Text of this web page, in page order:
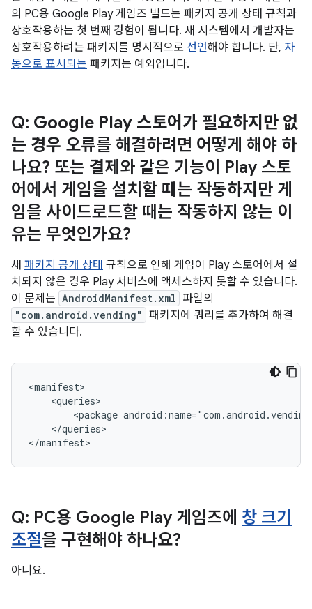
의 PC용 Google Play 게임즈 빌드는 패키지 공개 상태 규칙과
상호작용하는 첫 번째 경험이 됩니다. 새 시스템에서 개발자는
상호작용하려는 패키지를 명시적으로 선언해야 합니다. 단, 자
동으로 표시되는 패키지는 예외입니다.
Q: Google Play 스토어가 필요하지만 없
는 경우 오류를 해결하려면 어떻게 해야 하
나요? 또는 결제와 같은 기능이 Play 스토
어에서 게임을 설치할 때는 작동하지만 게
임을 사이드로드할 때는 작동하지 않는 이
유는 무엇인가요?
새 패키지 공개 상태 규칙으로 인해 게임이 Play 스토어에서 설
치되지 않은 경우 Play 서비스에 액세스하지 못할 수 있습니다.
이 문제는 AndroidManifest.xml 파일의
"com.android.vending"
패키지에 쿼리를 추가하여 해결
할 수 있습니다.
<package
</queries>
Q: PC용 Google Play 게임즈에 창 크기
조절을 구현해야 하나요?
아니요.